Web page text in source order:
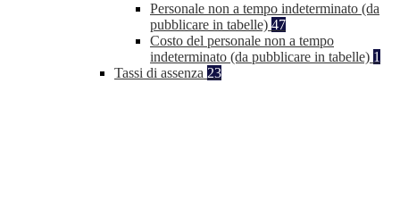
Personale non a tempo indeterminato (da
pubblicare in tabelle) 47
Costo del personale non a tempo
indeterminato (da pubblicare in tabelle) 1
Tassi di assenza 23